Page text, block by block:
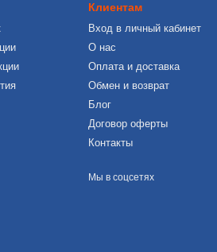
Клиентам
Вход в личный кабинет
О нас
Оплата и доставка
Обмен и возврат
Блог
Договор оферты
Контакты
Мы в соцсетях